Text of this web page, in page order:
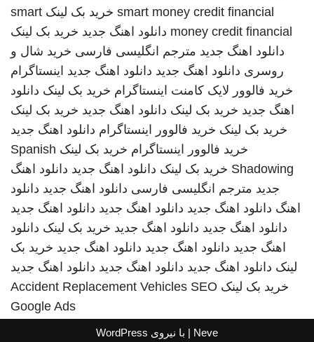
smart money credit financial خرید بک لینک smart
money credit financial دانلود اهنگ جدید خرید بک لینک
دانلود اهنگ جدید مترجم انگلیسی فارسی خرید شال و
روسری دانلود اهنگ جدید دانلود اهنگ جدید اینستاگرام
خرید فالوور لایک کامنت اینستاگرام خرید بک لینک دانلود
اهنگ جدید خرید بک لینک دانلود اهنگ جدید خرید بک لینک
خرید بک لینک خرید فالوور اینستاگرام دانلود اهنگ جدید
خرید فالوور اینستاگرام خرید بک لینک Spanish
Shadowing خرید بک لینک دانلود اهنگ جدید دانلود اهنگ
جدید مترجم انگلیسی فارسی دانلود اهنگ جدید دانلود
اهنگ دانلود اهنگ جدید دانلود اهنگ جدید دانلود اهنگ جدید
دانلود اهنگ جدید دانلود اهنگ جدید خرید بک لینک دانلود
اهنگ جدید دانلود اهنگ جدید دانلود اهنگ جدید خرید بک
لینک دانلود اهنگ جدید دانلود اهنگ جدید دانلود اهنگ جدید
خرید بک لینک
Accident Replacement Vehicles SEO
Google Ads
Neve | با نیروی WordPress